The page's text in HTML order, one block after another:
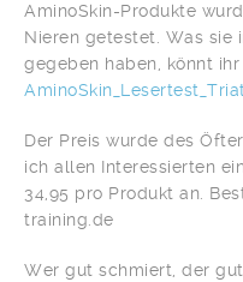
AminoSkin-Produkte
Nieren getestet. Was sie
gegeben haben, könnt
Der Preis wurde des
ich allen Interessierten
34,95 pro Produkt an.
training.de
Wer gut schmiert, der